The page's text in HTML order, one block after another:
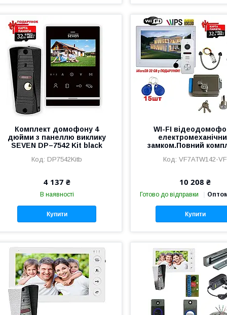
Комплект домофону 4
дюйми з панеллю виклику
SEVEN DP–7542 Kit black
DP7542Kitb
4 137 ₴
В наявності
Купити
WI-FI
замком.Повний
VF7ATW142-VF
10 208 ₴
Готово до відправки
Купити